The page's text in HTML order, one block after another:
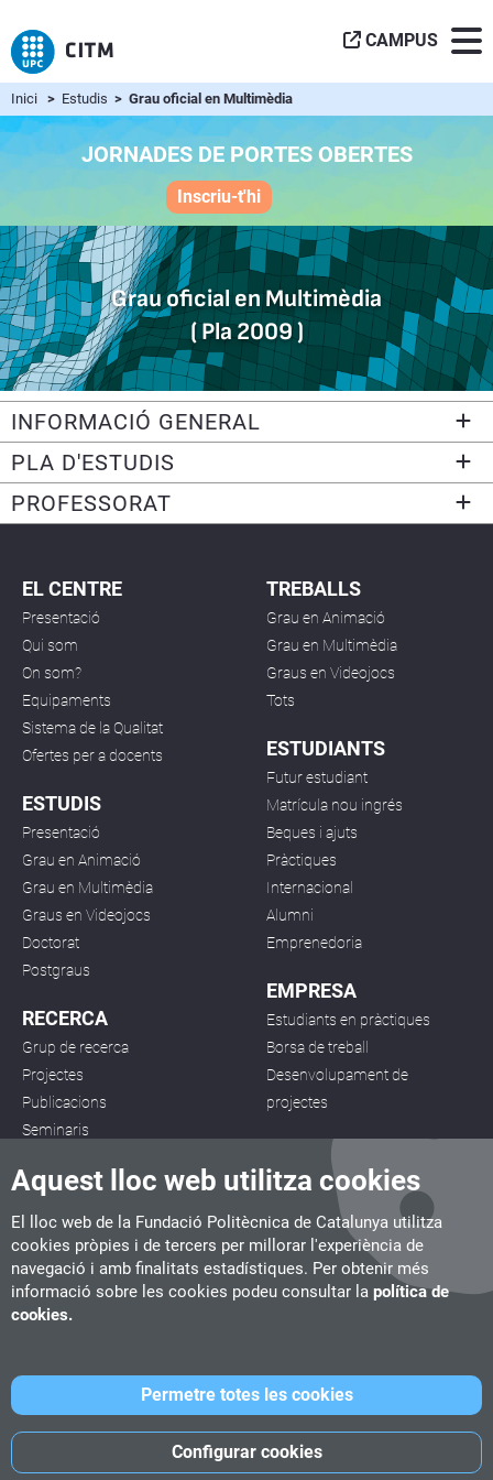
Aquest lloc web utilitza cookies
El lloc web de la Fundació Politècnica de Catalunya utilitza
cookies pròpies i de tercers per millorar l'experiència de
navegació i amb finalitats estadístiques. Per obtenir més
informació sobre les cookies podeu consultar la política de
cookies.
Configurar cookies
Permetre totes les cookies
CAMPUS
Inici > Estudis > Grau oficial en Multimèdia
JORNADES DE PORTES OBERTES
Inscriu-t'hi
Grau oficial en Multimèdia
( Pla 2009 )
INFORMACIÓ GENERAL
PLA D'ESTUDIS
PROFESSORAT
EL CENTRE
Presentació
Qui som
On som?
Equipaments
Sistema de la Qualitat
Ofertes per a docents
ESTUDIS
Presentació
Grau en Animació
Grau en Multimèdia
Graus en Videojocs
Doctorat
Postgraus
RECERCA
Grup de recerca
Projectes
Publicacions
Seminaris
TREBALLS
Grau en Animació
Grau en Multimèdia
Graus en Videojocs
Tots
ESTUDIANTS
Futur estudiant
Matrícula nou ingrés
Beques i ajuts
Pràctiques
Internacional
Alumni
Emprenedoria
EMPRESA
Estudiants en pràctiques
Borsa de treball
Desenvolupament de
projectes
CITM
C/ de la Igualtat, 33, 08222 Terrassa
UPC School